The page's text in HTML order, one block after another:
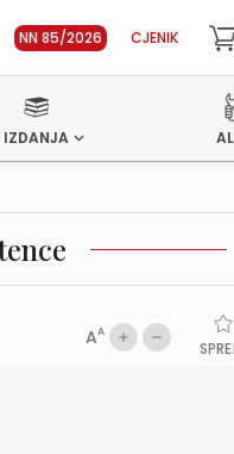
NN 85/2026 CJENIK
IZDANJA
AA